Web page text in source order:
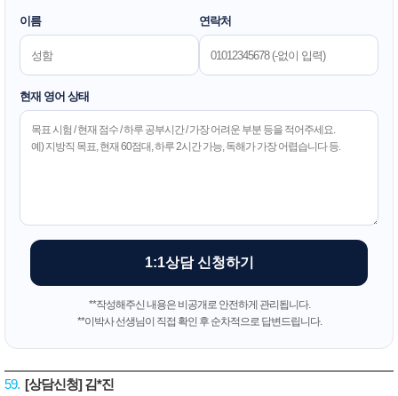
이름 연락처
현재 영어 상태
1:1상담 신청하기
**작성해주신 내용은 비공개로 안전하게 관리됩니다.
**이박사 선생님이 직접 확인 후 순차적으로 답변드립니다.
59. [상담신청] 김*진